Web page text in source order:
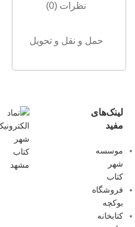
نظرات (0)
حمل و نقل و تحویل
لینک‌های
مفید
موسسه
شهر
کتاب
فروشگاه
بوکچه
کتابخانه